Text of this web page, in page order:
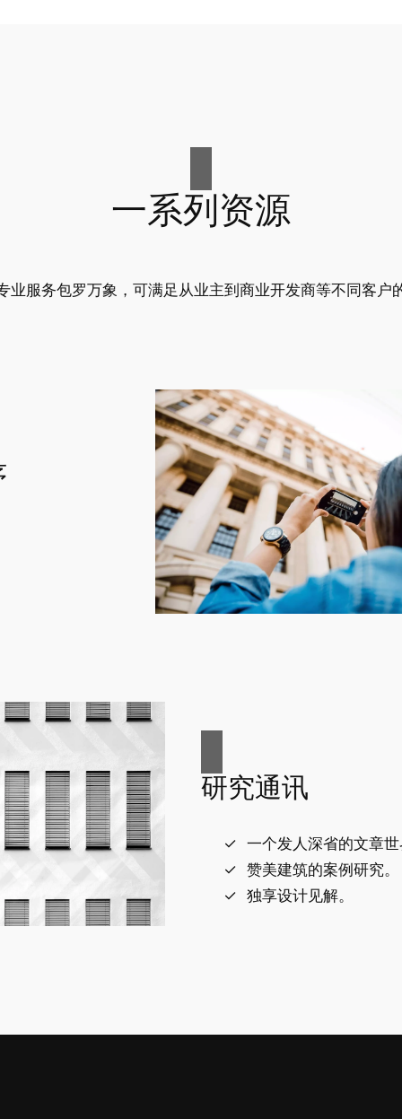
一系列资源
业服务包罗万象，可满足从业主到商业开发商等不同客户
研究通讯
一个发人深省的文章
赞美建筑的案例研究。
独享设计见解。